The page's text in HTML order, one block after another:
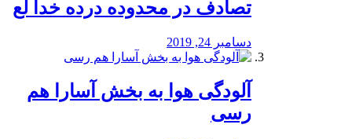
تصادف در محدوده درده خدا لع
دسامبر 24, 2019
آلودگی هوا به بخش آسارا هم
رسی